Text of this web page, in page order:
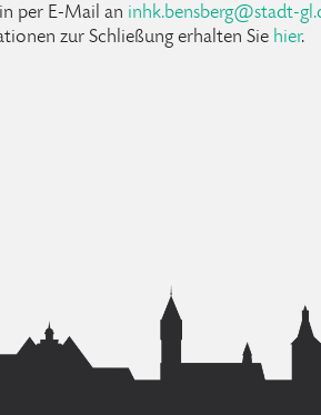
per E-Mail an inhk.bensberg@stadt-gl.
zur Schließung erhalten Sie hier.